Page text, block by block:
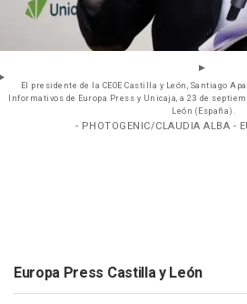
El presidente de la CEOE Castilla y León, Santiago
Informativos de Europa Press y Unicaja, a 23 de
León (España).
- PHOTOGENIC/CLAUDIA ALBA -
Europa Press Castilla y León